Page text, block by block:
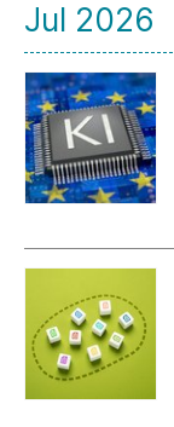
Jul 2026